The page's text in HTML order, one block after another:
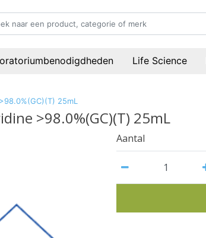
Life Science
25mL
>98.0%(GC)(T) 25mL
Aantal